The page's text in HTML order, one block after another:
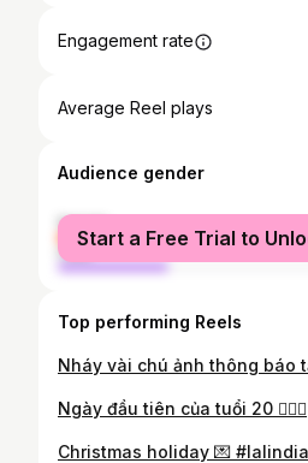
Engagement rate
Average Reel plays
Audience gender
female
male
Start a Free Trial to
Top performing Reels
Ngày đầu tiên của tuổi 20 🧚🏻‍♀️